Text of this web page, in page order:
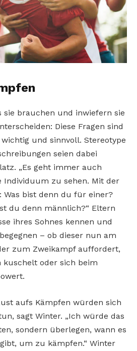
sie brauchen und inwiefern sie
Diese Fragen sind
und sinnvoll. Stereotype
seien dabei
„Es geht immer auch
Individuum zu sehen. Mit der
Was bist denn du für einer?
du denn männlich?“ Eltern
ihres Sohnes kennen und
– ob dieser nun am
zum Zweikampf auffordert,
kuschelt oder sich beim
aufs Kämpfen würden sich
sagt Winter. „Ich würde das
sondern überlegen, wann es
um zu kämpfen.“ Winter